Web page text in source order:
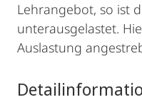
Lehrangebot, so ist
unterausgelastet.
Auslastung